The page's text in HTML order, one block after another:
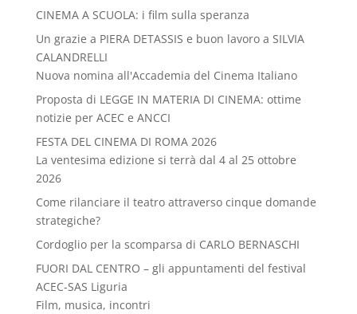
CINEMA A SCUOLA: i film sulla speranza
Un grazie a PIERA DETASSIS e buon lavoro a SILVIA
CALANDRELLI
Nuova nomina all'Accademia del Cinema Italiano
Proposta di LEGGE IN MATERIA DI CINEMA: ottime
notizie per ACEC e ANCCI
FESTA DEL CINEMA DI ROMA 2026
La ventesima edizione si terrà dal 4 al 25 ottobre
2026
Come rilanciare il teatro attraverso cinque domande
strategiche?
Cordoglio per la scomparsa di CARLO BERNASCHI
FUORI DAL CENTRO – gli appuntamenti del festival
ACEC-SAS Liguria
Film, musica, incontri